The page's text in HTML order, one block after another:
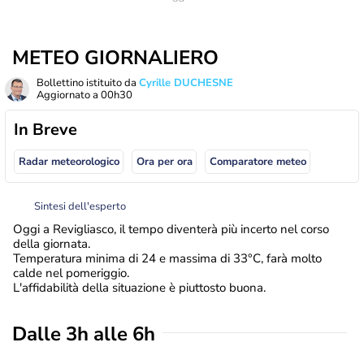
METEO GIORNALIERO
Bollettino istituito da Cyrille DUCHESNE
Aggiornato a 00h30
In Breve
Radar meteorologico Ora per ora Comparatore meteo
Sintesi dell'esperto
Oggi a Revigliasco, il tempo diventerà più incerto nel corso
della giornata.
Temperatura minima di 24 e massima di 33°C, farà molto
calde nel pomeriggio.
L'affidabilità della situazione è piuttosto buona.
Dalle 3h alle 6h